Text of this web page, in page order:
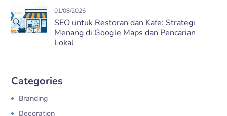
01/08/2026
SEO untuk Restoran dan Kafe: Strategi
Menang di Google Maps dan Pencarian
Lokal
Categories
Branding
Decoration